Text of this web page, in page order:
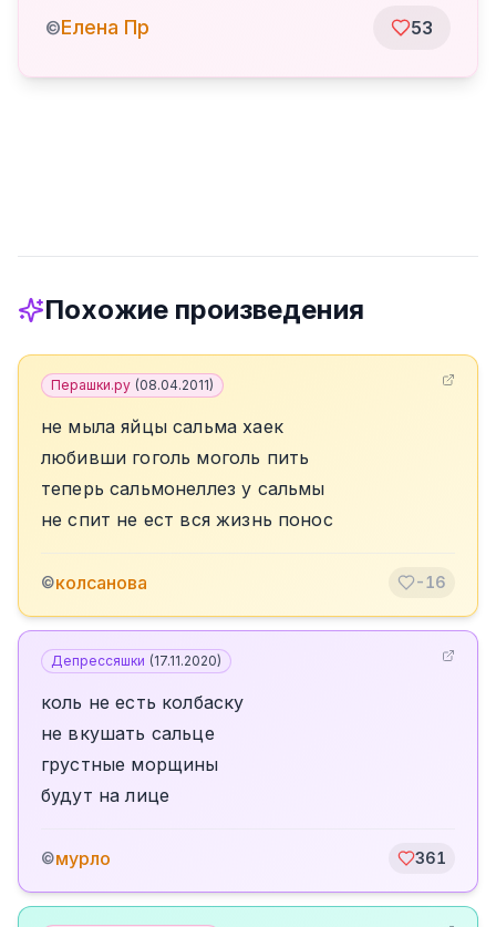
©Елена Пр 53
Похожие произведения
Перашки.ру (08.04.2011)
не мыла яйцы сальма хаек
любивши гоголь моголь пить
теперь сальмонеллез у сальмы
не спит не ест вся жизнь понос
©колсанова -16
Депрессяшки (17.11.2020)
коль не есть колбаску
не вкушать сальце
грустные морщины
будут на лице
©мурло 361